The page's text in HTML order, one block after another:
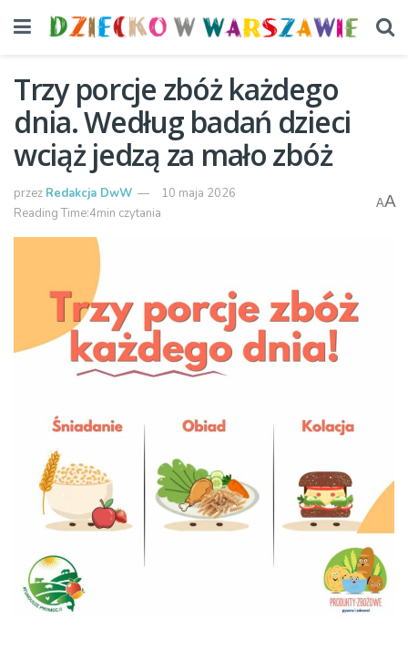
Trzy porcje zbóż każdego
dnia. Według badań dzieci
wciąż jedzą za mało zbóż
przez Redakcja DwW
10 maja 2026
Reading Time:4min czytania
AA